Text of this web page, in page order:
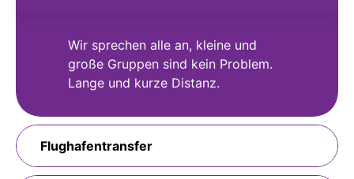
Wir sprechen alle an, kleine und
große Gruppen sind kein Problem.
Lange und kurze Distanz.
Flughafentransfer